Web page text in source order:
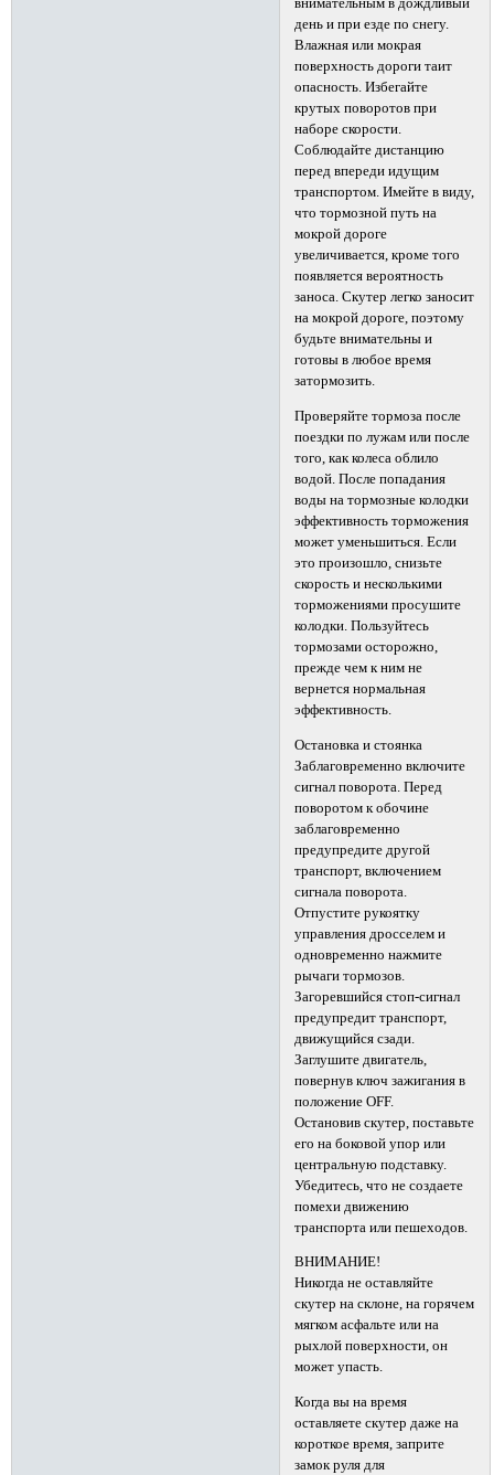
внимательным в дождливый
день и при езде по снегу.
Влажная или мокрая
поверхность дороги таит
опасность. Избегайте
крутых поворотов при
наборе скорости.
Соблюдайте дистанцию
перед впереди идущим
транспортом. Имейте в виду,
что тормозной путь на
мокрой дороге
увеличивается, кроме того
появляется вероятность
заноса. Скутер легко заносит
на мокрой дороге, поэтому
будьте внимательны и
готовы в любое время
затормозить.
Проверяйте тормоза после
поездки по лужам или после
того, как колеса облило
водой. После попадания
воды на тормозные колодки
эффективность торможения
может уменьшиться. Если
это произошло, снизьте
скорость и несколькими
торможениями просушите
колодки. Пользуйтесь
тормозами осторожно,
прежде чем к ним не
вернется нормальная
эффективность.
Остановка и стоянка
Заблаговременно включите
сигнал поворота. Перед
поворотом к обочине
заблаговременно
предупредите другой
транспорт, включением
сигнала поворота.
Отпустите рукоятку
управления дросселем и
одновременно нажмите
рычаги тормозов.
Загоревшийся стоп-сигнал
предупредит транспорт,
движущийся сзади.
Заглушите двигатель,
повернув ключ зажигания в
положение OFF.
Остановив скутер, поставьте
его на боковой упор или
центральную подставку.
Убедитесь, что не создаете
помехи движению
транспорта или пешеходов.
ВНИМАНИЕ!
Никогда не оставляйте
скутер на склоне, на горячем
мягком асфальте или на
рыхлой поверхности, он
может упасть.
Когда вы на время
оставляете скутер даже на
короткое время, заприте
замок руля для